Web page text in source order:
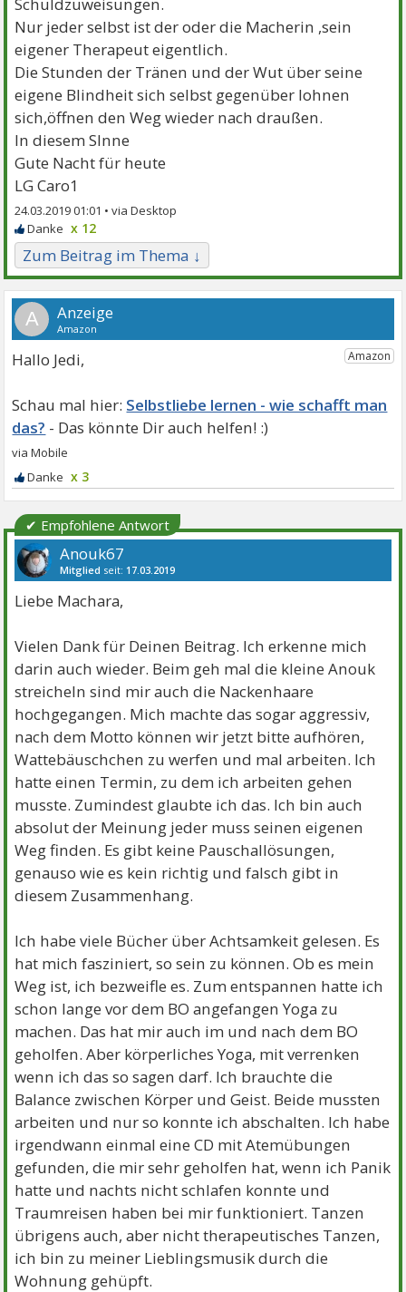
Nur jeder selbst ist der oder die Macherin ,sein
eigener Therapeut eigentlich.
Die Stunden der Tränen und der Wut über seine
eigene Blindheit sich selbst gegenüber lohnen
sich,öffnen den Weg wieder nach draußen.
In diesem SInne
Gute Nacht für heute
LG Caro1
24.03.2019 01:01 •
x 12
Zum Beitrag im Thema ↓
A
Hallo Jedi,
Selbstliebe lernen - wie schafft man
das?
x 3
✔ Empfohlene Antwort
Anouk67
Mitglied seit: 17.03.2019
Liebe Machara,
Vielen Dank für Deinen Beitrag. Ich erkenne mich
darin auch wieder. Beim geh mal die kleine Anouk
streicheln sind mir auch die Nackenhaare
hochgegangen. Mich machte das sogar aggressiv,
nach dem Motto können wir jetzt bitte aufhören,
Wattebäuschchen zu werfen und mal arbeiten. Ich
hatte einen Termin, zu dem ich arbeiten gehen
musste. Zumindest glaubte ich das. Ich bin auch
absolut der Meinung jeder muss seinen eigenen
Weg finden. Es gibt keine Pauschallösungen,
genauso wie es kein richtig und falsch gibt in
diesem Zusammenhang.
Ich habe viele Bücher über Achtsamkeit gelesen. Es
hat mich fasziniert, so sein zu können. Ob es mein
Weg ist, ich bezweifle es. Zum entspannen hatte ich
schon lange vor dem BO angefangen Yoga zu
machen. Das hat mir auch im und nach dem BO
geholfen. Aber körperliches Yoga, mit verrenken
wenn ich das so sagen darf. Ich brauchte die
Balance zwischen Körper und Geist. Beide mussten
arbeiten und nur so konnte ich abschalten. Ich habe
irgendwann einmal eine CD mit Atemübungen
gefunden, die mir sehr geholfen hat, wenn ich Panik
hatte und nachts nicht schlafen konnte und
Traumreisen haben bei mir funktioniert. Tanzen
übrigens auch, aber nicht therapeutisches Tanzen,
ich bin zu meiner Lieblingsmusik durch die
Wohnung gehüpft.